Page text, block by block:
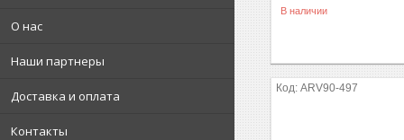
О нас
Наши партнеры
Доставка и оплата
Контакты
В наличии
ARV90-497